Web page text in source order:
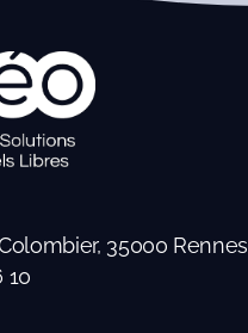
35000 Rennes
10